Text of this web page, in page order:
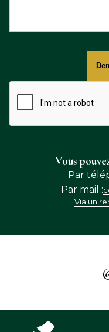
Vous
Par
Par mail :
Via un